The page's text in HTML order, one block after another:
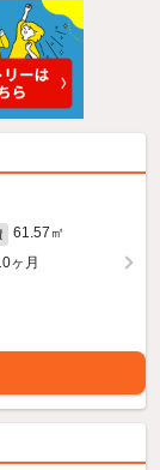
61.57㎡
ヶ月